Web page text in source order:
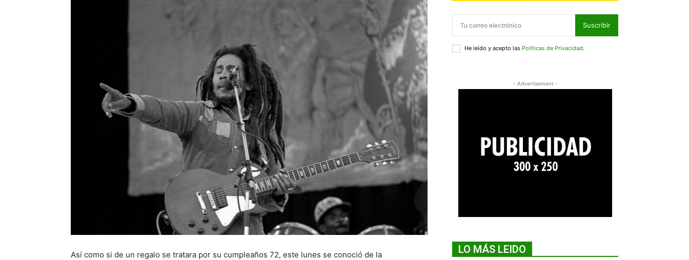
Así como si de un regalo se tratara por su cumpleaños 72, este lunes se conoció de la
Suscribir
He leído y acepto las Políticas de Privacidad.
- Advertisement -
LO MÁS LEIDO